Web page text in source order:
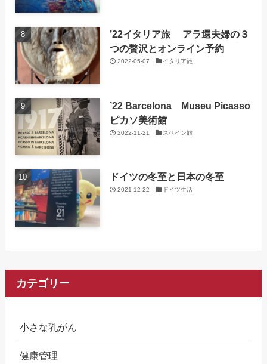
’22イタリア旅 アラ還夫婦の３
つの贅沢とオンライン予約
2022-05-07 イタリア旅
’22 Barcelona Museu Picasso
ピカソ美術館
2022-11-21 スペイン旅
ドイツの冬至と日本の冬至
2021-12-22 ドイツ生活
カテゴリー
小さな乳がん
健康管理